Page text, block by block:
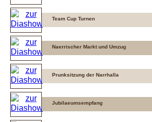
Team Cup Turnen
Naerrischer Markt und Umzug
Prunksitzung der Narrhalla
Jubilaeumsempfang